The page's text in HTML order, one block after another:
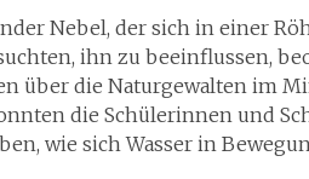
Nebel, der sich in einer
ihn zu beeinflussen,
über die Naturgewalten im
die Schülerinnen und
wie sich Wasser in